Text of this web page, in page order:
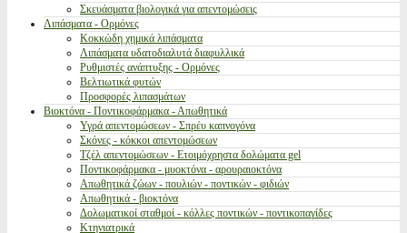
Σκευάσματα βιολογικά για απεντομώσεις
Λιπάσματα - Ορμόνες
Κοκκώδη χημικά λιπάσματα
Λιπάσματα υδατοδιαλυτά διαφυλλικά
Ρυθμιστές ανάπτυξης - Ορμόνες
Βελτιωτικά φυτών
Προσφορές λιπασμάτων
Βιοκτόνα - Ποντικοφάρμακα - Απωθητικά
Υγρά απεντομώσεων - Σπρέυ καπνογόνα
Σκόνες - κόκκοι απεντομώσεων
Τζέλ απεντομώσεων - Ετοιμόχρηστα δολώματα gel
Ποντικοφάρμακα - μυοκτόνα - αρουραιοκτόνα
Απωθητικά ζώων - πουλιών - ποντικών - φιδιών
Απωθητικά - βιοκτόνα
Δολωματικοί σταθμοί - κόλλες ποντικών - ποντικοπαγίδες
Κτηνιατρικά